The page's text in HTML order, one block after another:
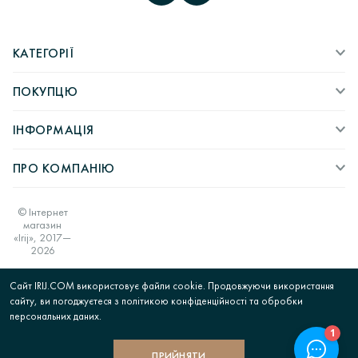
Сайт IRIJ.COM використовує файли cookie. Продовжуючи використання
сайту, ви погоджуєтеся з політикою конфіденційності та обробки
персональних даних.
КАТЕГОРІЇ
ПОКУПЦЮ
ІНФОРМАЦІЯ
ПРО КОМПАНІЮ
© Інтернет
магазин
«Irij», 2017—
2026